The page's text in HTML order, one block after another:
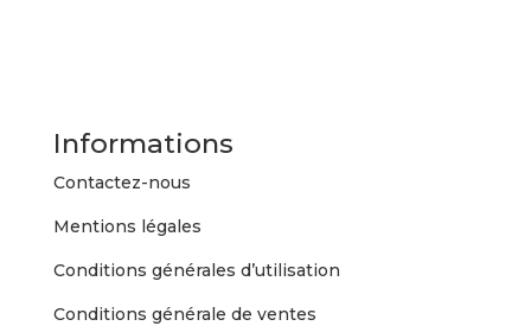
Informations
Contactez-nous
Mentions légales
Conditions générales d’utilisation
Conditions générale de ventes